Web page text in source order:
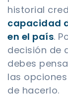
historial
capacidad
en el país.
decisión de
debes
las
de hacerlo.